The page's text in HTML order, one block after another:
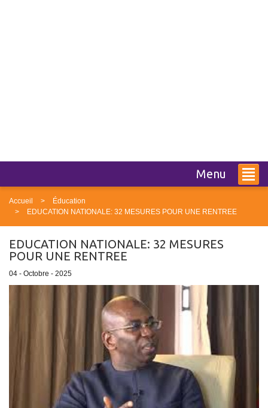
Menu
Accueil
Éducation
EDUCATION NATIONALE: 32 MESURES POUR UNE RENTREE
EDUCATION NATIONALE: 32 MESURES
POUR UNE RENTREE
04 - Octobre - 2025